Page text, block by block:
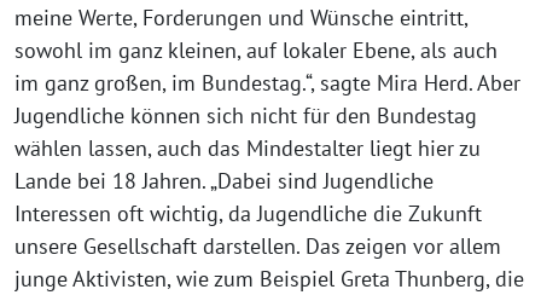
meine Werte, Forderungen und Wünsche eintritt,
sowohl im ganz kleinen, auf lokaler Ebene, als auch
im ganz großen, im Bundestag.“, sagte Mira Herd. Aber
Jugendliche können sich nicht für den Bundestag
wählen lassen, auch das Mindestalter liegt hier zu
Lande bei 18 Jahren. „Dabei sind Jugendliche
Interessen oft wichtig, da Jugendliche die Zukunft
unsere Gesellschaft darstellen. Das zeigen vor allem
junge Aktivisten, wie zum Beispiel Greta Thunberg, die